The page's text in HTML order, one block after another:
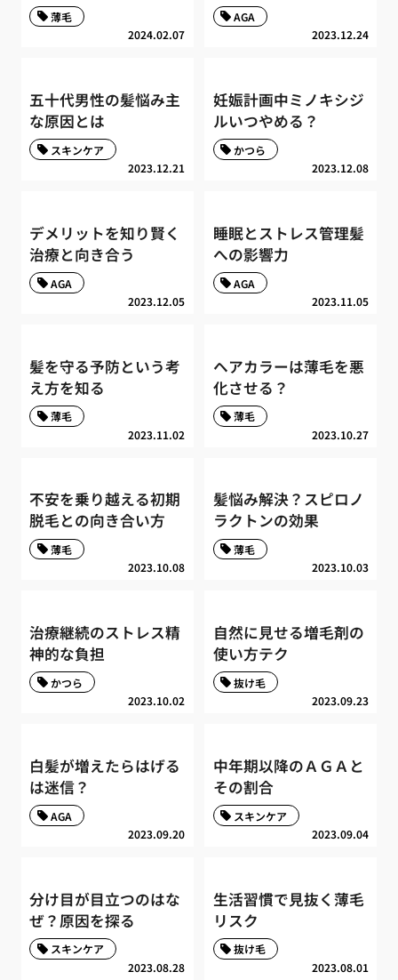
2024.02.07
薄毛
2023.12.24
AGA
五十代男性の髪悩み主
な原因とは
2023.12.21
スキンケア
妊娠計画中ミノキシジ
ルいつやめる？
2023.12.08
かつら
デメリットを知り賢く
治療と向き合う
2023.12.05
AGA
睡眠とストレス管理髪
への影響力
2023.11.05
AGA
髪を守る予防という考
え方を知る
2023.11.02
薄毛
ヘアカラーは薄毛を悪
化させる？
2023.10.27
薄毛
不安を乗り越える初期
脱毛との向き合い方
2023.10.08
薄毛
髪悩み解決？スピロノ
ラクトンの効果
2023.10.03
薄毛
治療継続のストレス精
神的な負担
2023.10.02
かつら
自然に見せる増毛剤の
使い方テク
2023.09.23
抜け毛
白髪が増えたらはげる
は迷信？
2023.09.20
AGA
中年期以降のＡＧＡと
その割合
2023.09.04
スキンケア
分け目が目立つのはな
ぜ？原因を探る
2023.08.28
スキンケア
生活習慣で見抜く薄毛
リスク
2023.08.01
抜け毛